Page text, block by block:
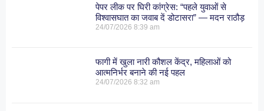
पेपर लीक पर घिरी कांग्रेस: “पहले युवाओं से
विश्वासघात का जवाब दें डोटासरा” — मदन राठौड़
24/07/20268:39 am
फागी में खुला नारी कौशल केंद्र, महिलाओं को
आत्मनिर्भर बनाने की नई पहल
24/07/20268:32 am